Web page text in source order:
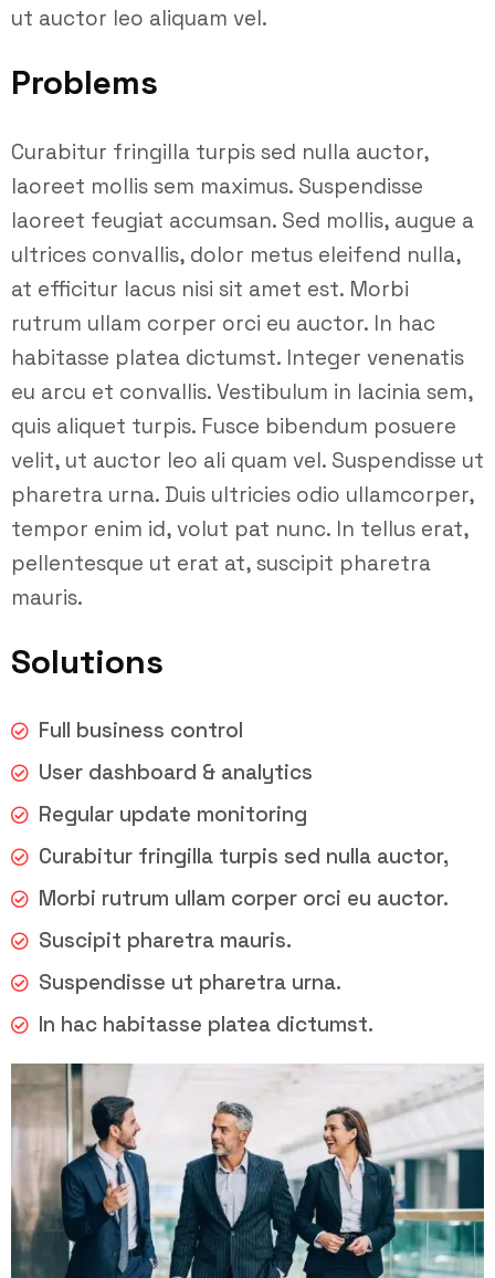
ut auctor leo aliquam vel.
Problems
Curabitur fringilla turpis sed nulla auctor,
laoreet mollis sem maximus. Suspendisse
laoreet feugiat accumsan. Sed mollis, augue a
ultrices convallis, dolor metus eleifend nulla,
at efficitur lacus nisi sit amet est. Morbi
rutrum ullam corper orci eu auctor. In hac
habitasse platea dictumst. Integer venenatis
eu arcu et convallis. Vestibulum in lacinia sem,
quis aliquet turpis. Fusce bibendum posuere
velit, ut auctor leo ali quam vel. Suspendisse ut
pharetra urna. Duis ultricies odio ullamcorper,
tempor enim id, volut pat nunc. In tellus erat,
pellentesque ut erat at, suscipit pharetra
mauris.
Solutions
Full business control
User dashboard & analytics
Regular update monitoring
Curabitur fringilla turpis sed nulla auctor,
Morbi rutrum ullam corper orci eu auctor.
Suscipit pharetra mauris.
Suspendisse ut pharetra urna.
In hac habitasse platea dictumst.